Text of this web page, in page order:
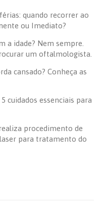
quando recorrer ao
ou Imediato?
a idade? Nem sempre.
um oftalmologista.
cansado? Conheça as
cuidados essenciais para
procedimento de
para tratamento do